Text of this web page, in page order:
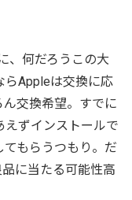
、何だろうこの大
らAppleは交換に応
交換希望。すでに
ずインストールで
もらうつもり。だ
に当たる可能性高